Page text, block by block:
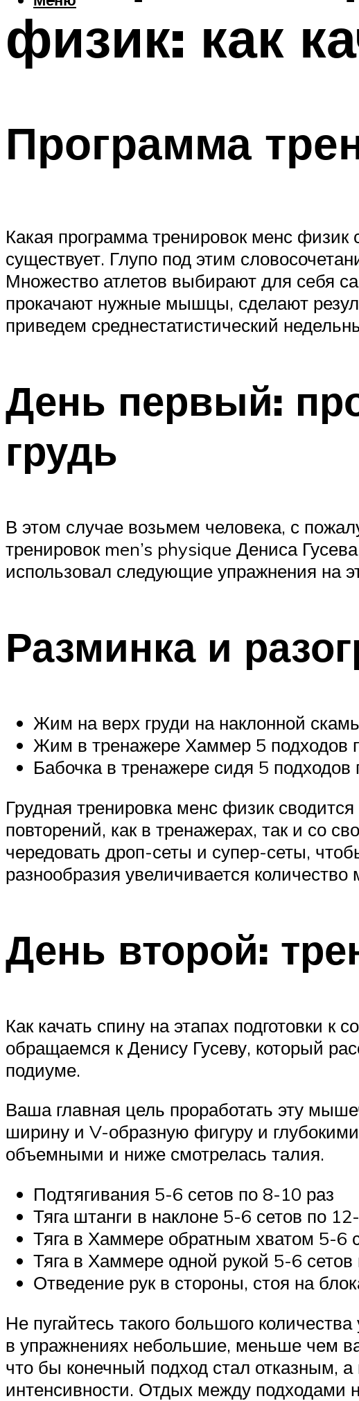
физик: как
Программа
Какая программа тренировок менс физик
существует. Глупо под этим
Множество атлетов выбирают для себя
прокачают нужные мышцы, сделают
приведем среднестатистический
День первый:
грудь
В этом случае возьмем человека, с
тренировок men’s physique Дениса
использовал следующие упражнения на
Разминка и
Жим на верх груди на наклонной
Жим в тренажере Хаммер 5 подходов
Бабочка в тренажере сидя 5 подходов
Грудная тренировка менс физик
повторений, как в тренажерах, так и со
чередовать дроп-сеты и супер-сеты,
разнообразия увеличивается
День второй:
Как качать спину на этапах подготовки
обращаемся к Денису Гусеву, который
подиуме.
Ваша главная цель проработать эту
ширину и V-образную фигуру и
объемными и ниже смотрелась талия.
Подтягивания 5-6 сетов по 8-10 раз
Тяга штанги в наклоне 5-6 сетов по
Тяга в Хаммере обратным хватом 5-6
Тяга в Хаммере одной рукой 5-6
Отведение рук в стороны, стоя на
Не пугайтесь такого большого
в упражнениях небольшие, меньше чем
что бы конечный подход стал отказным,
интенсивности. Отдых между подходами